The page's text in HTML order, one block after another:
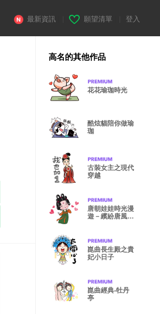
最新資訊 願望清單 登入
高名的其他作品
花花瑜珈時光
酷炫貓陪你做瑜
珈
古裝女主之現代
穿越
唐朝娃娃時光漫
遊－繽紛唐風貼
崑曲長生殿之貴
妃小日子
崑曲經典-牡丹
亭